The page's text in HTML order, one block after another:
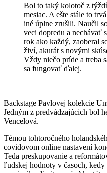
Bol to taký kolotoč z
mesiac. A ešte stále to
iné úplne zrušili. Naučil
veci dopredu a nechávať
rok ako každý, zaoberal
živí, akurát s novými
Vždy niečo príde a treba
sa fungovať ďalej.
Backstage Pavlovej kolekcie
Jedným z predvádzajúcich bol
Vencelová.
Témou tohtoročného
covidovom online nastavení
Teda preskupovanie a
ľudskej hodnoty v časoch,